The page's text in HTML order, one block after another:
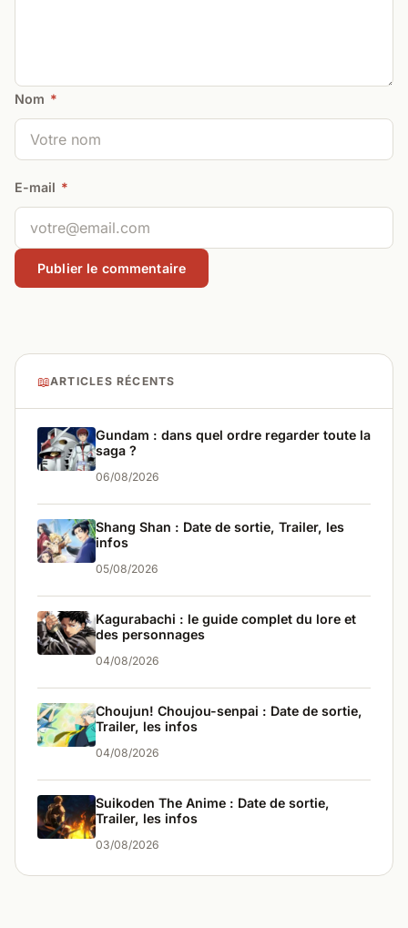
Nom *
E-mail *
📖ARTICLES RÉCENTS
Gundam : dans quel ordre regarder toute la
saga ?
06/08/2026
Shang Shan : Date de sortie, Trailer, les
infos
05/08/2026
Kagurabachi : le guide complet du lore et
des personnages
04/08/2026
Choujun! Choujou-senpai : Date de sortie,
Trailer, les infos
04/08/2026
Suikoden The Anime : Date de sortie,
Trailer, les infos
03/08/2026